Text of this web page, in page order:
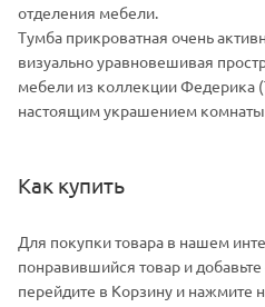
отделения мебели.
Тумба прикроватная очень
визуально уравновешивая
мебели из коллекции Федерика
настоящим украшением комнаты.
Как купить
Для покупки товара в нашем
понравившийся товар и
перейдите в Корзину и нажмите